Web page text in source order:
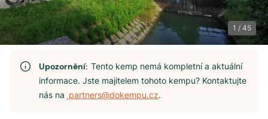
1 / 45
Upozornění:Tento kemp nemá kompletní a aktuální
informace. Jste majitelem tohoto kempu? Kontaktujte
nás na partners@dokempu.cz.